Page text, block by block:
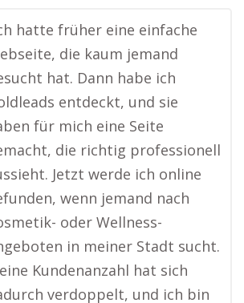
hatte früher eine einfache
die kaum jemand
hat. Dann habe ich
entdeckt, und sie
für mich eine Seite
die richtig professionell
Jetzt werde ich online
wenn jemand nach
oder Wellness-
in meiner Stadt sucht.
Kundenanzahl hat sich
verdoppelt, und ich bin